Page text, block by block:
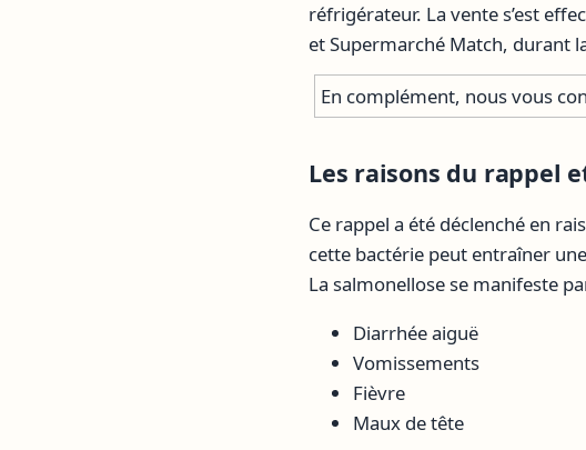
réfrigérateur. La vente s’est
et Supermarché Match, durant
En complément, nous vous
Les raisons du rappel
Ce rappel a été déclenché en
cette bactérie peut entraîner une
La salmonellose se manifeste
Diarrhée aiguë
Vomissements
Fièvre
Maux de tête